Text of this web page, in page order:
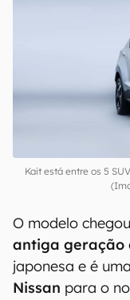
5. Nissan
Vamos abrir a
Brasil em
é o mais